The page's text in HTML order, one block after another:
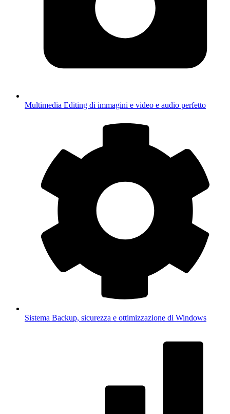
Multimedia Editing di immagini e video e audio perfetto
Sistema Backup, sicurezza e ottimizzazione di Windows